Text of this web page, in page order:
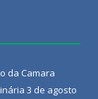
da Camara
3 de agosto